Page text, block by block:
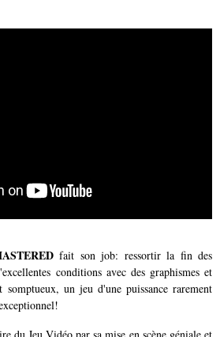
fait son job: ressortir la fin des
conditions avec des graphismes et
un jeu d'une puissance rarement